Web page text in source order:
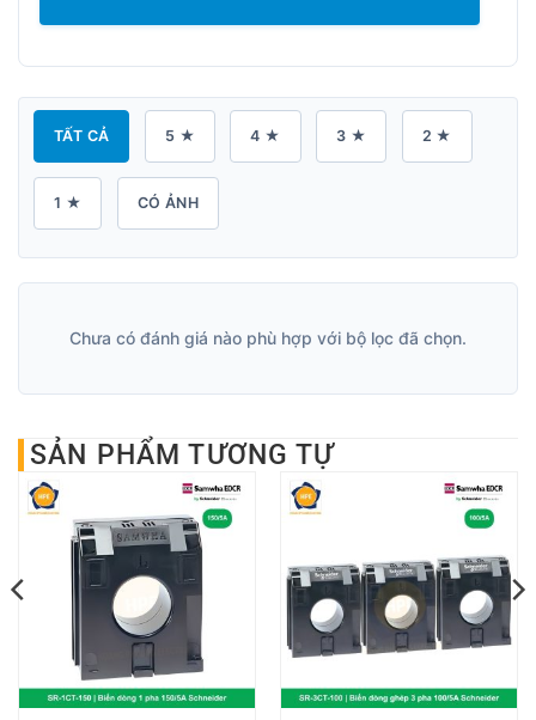
TẤT CẢ 5 ★ 4 ★ 3 ★ 2 ★
1 ★ CÓ ẢNH
Chưa có đánh giá nào phù hợp với bộ lọc đã chọn.
SẢN PHẨM TƯƠNG TỰ